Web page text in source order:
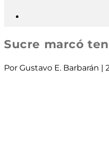
Sucre marcó
Por Gustavo E. Barbarán |